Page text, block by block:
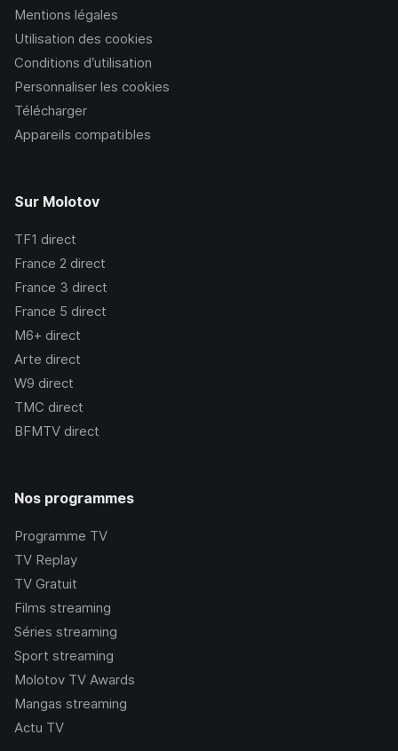
Mentions légales
Utilisation des cookies
Conditions d’utilisation
Personnaliser les cookies
Télécharger
Appareils compatibles
Sur Molotov
TF1 direct
France 2 direct
France 3 direct
France 5 direct
M6+ direct
Arte direct
W9 direct
TMC direct
BFMTV direct
Nos programmes
Programme TV
TV Replay
TV Gratuit
Films streaming
Séries streaming
Sport streaming
Molotov TV Awards
Mangas streaming
Actu TV